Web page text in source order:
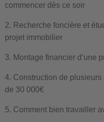
commencer dès ce soir
2. Recherche foncière et
projet immobilier
3. Montage financier d’une
4. Construction de
de 30 000€
5. Comment bien travailler